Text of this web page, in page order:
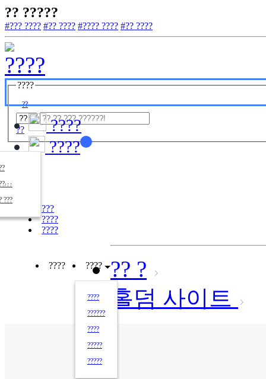
?? ?????
#??? ???? #?? ???? #???? ???? #?? ????
????
??
?? ????
??
???
????
????
???
????
????
???? ????
????
??????
????
?????
?????
?? ?
홀덤 사이트